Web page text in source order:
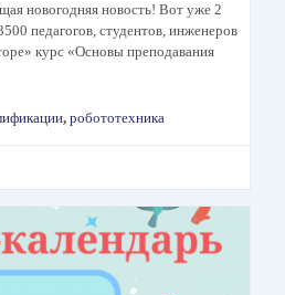
новогодняя новость! Вот уже 2
педагогов, студентов, инженеров
курс «Основы преподавания
, робототехника